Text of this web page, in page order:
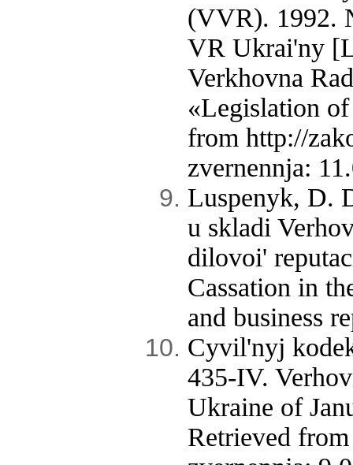
(VVR). 1992.
VR Ukrai'ny
Verkhovna
«Legislation
from http://
zvernennja:
Luspenyk, D.
u skladi
dilovoi'
Cassation in
and business
Cyvil'nyj
435-IV.
Ukraine of
Retrieved